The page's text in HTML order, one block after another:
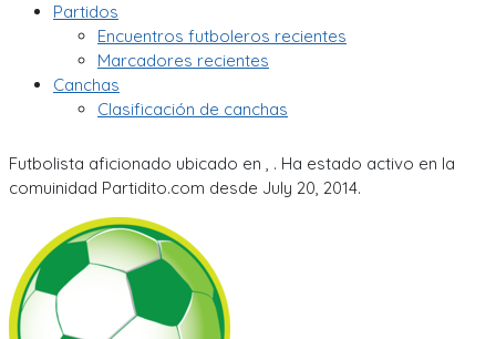
Partidos
Encuentros futboleros recientes
Marcadores recientes
Canchas
Clasificación de canchas
Futbolista aficionado ubicado en , . Ha estado activo en la
comuinidad Partidito.com desde July 20, 2014.